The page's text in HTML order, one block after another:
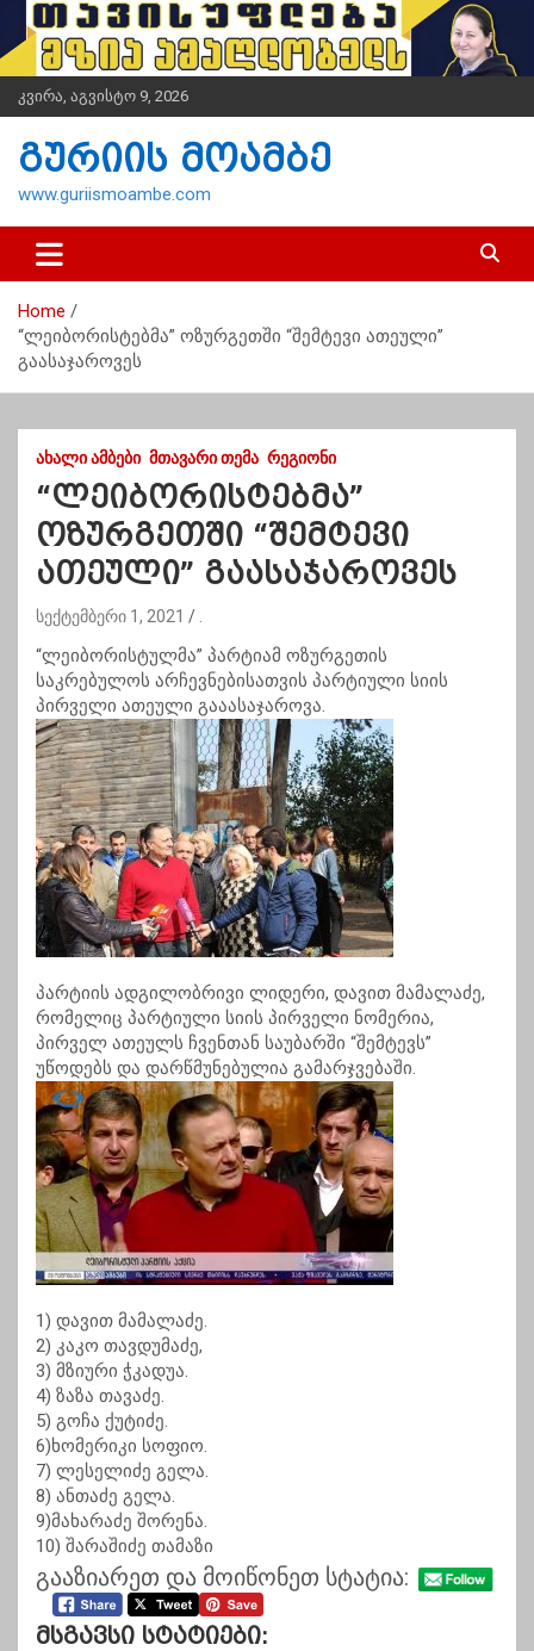
i
t
n
კვირა, აგვისტო 9, 2026
გურიის მოამბე
www.guriismoambe.com
Home
“ლეიბორისტებმა” ოზურგეთში “შემტევი ათეული”
გაასაჯაროვეს
ᲐᲮᲐᲚᲘ ᲐᲛᲑᲔᲑᲘ ᲛᲗᲐᲕᲐᲠᲘ ᲗᲔᲛᲐ ᲠᲔᲒᲘᲝᲜᲘ
“ლეიბორისტებმა”
ოზურგეთში “შემტევი
ათეული” გაასაჯაროვეს
სექტემბერი 1, 2021
“ლეიბორისტულმა” პარტიამ ოზურგეთის
საკრებულოს არჩევნებისათვის პარტიული სიის
პირველი ათეული გააასაჯაროვა.
პარტიის ადგილობრივი ლიდერი, დავით მამალაძე,
რომელიც პარტიული სიის პირველი ნომერია,
პირველ ათეულს ჩვენთან საუბარში “შემტევს”
უწოდებს და დარწმუნებულია გამარჯვებაში.
1) დავით მამალაძე.
2) კაკო თავდუმაძე,
3) მზიური ჭკადუა.
4) ზაზა თავაძე.
5) გოჩა ქუტიძე.
6)ხომერიკი სოფიო.
7) ლესელიძე გელა.
8) ანთაძე გელა.
9)მახარაძე შორენა.
10) შარაშიძე თამაზი
გააზიარეთ და მოიწონეთ სტატია:
Მსგავსი Სტატიები: